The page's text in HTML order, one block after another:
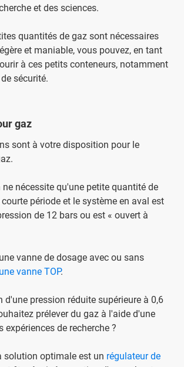
et des sciences.
quantités de gaz sont nécessaires
et maniable, vous pouvez, en tant
à ces petits conteneurs, notamment
sécurité.
gaz
sont à votre disposition pour le
nécessite qu'une petite quantité de
période et le système en aval est
de 12 bars ou est « ouvert à
vanne de dosage avec ou sans
une vanne TOP.
d'une pression réduite supérieure à 0,6
prélever du gaz à l'aide d'une
expériences de recherche ?
solution optimale est un régulateur de